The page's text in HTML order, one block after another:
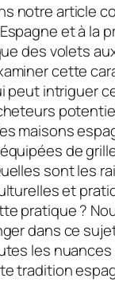
notre article
et à la
des volets
cette
peut intriguer
maisons
de
sont les
et
pratique ?
dans ce
les nuances
tradition